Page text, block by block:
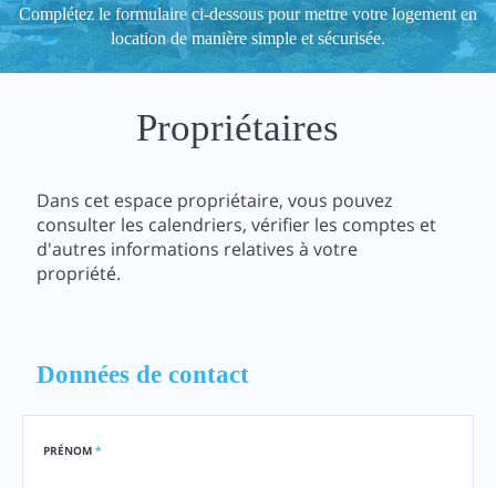
Complétez le formulaire ci-dessous pour mettre votre logement en
location de manière simple et sécurisée.
Propriétaires
Dans cet espace propriétaire, vous pouvez
consulter les calendriers, vérifier les comptes et
d'autres informations relatives à votre
propriété.
Données de contact
PRÉNOM *